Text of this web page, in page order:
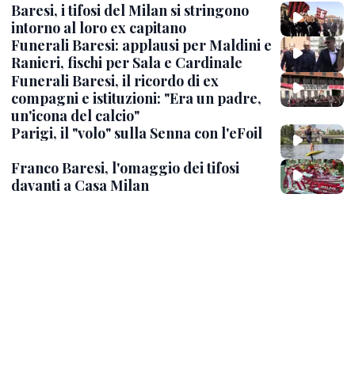
Baresi, i tifosi del Milan si stringono
intorno al loro ex capitano
Funerali Baresi: applausi per Maldini e
Ranieri, fischi per Sala e Cardinale
Funerali Baresi, il ricordo di ex
compagni e istituzioni: "Era un padre,
un'icona del calcio"
Parigi, il "volo" sulla Senna con l'eFoil
Franco Baresi, l'omaggio dei tifosi
davanti a Casa Milan